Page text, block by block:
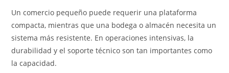
Un comercio pequeño puede requerir una plataforma
compacta, mientras que una bodega o almacén necesita un
sistema más resistente. En operaciones intensivas, la
durabilidad y el soporte técnico son tan importantes como
la capacidad.